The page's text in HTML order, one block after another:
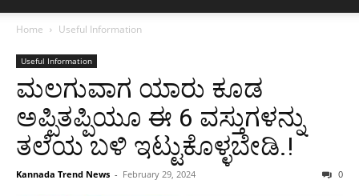
Home Useful Information
Useful Information
ಮಲಗುವಾಗ ಯಾರು ಕೂಡ
ಅಪ್ಪಿತಪ್ಪಿಯೂ ಈ 6 ವಸ್ತುಗಳನ್ನು
ತಲೆಯ ಬಳಿ ಇಟ್ಟುಕೊಳ್ಳಬೇಡಿ.!
Kannada Trend News - February 29, 2024 0